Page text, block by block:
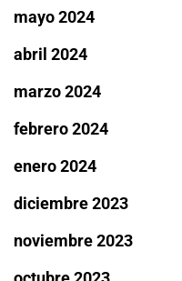
mayo 2024
abril 2024
marzo 2024
febrero 2024
enero 2024
diciembre 2023
noviembre 2023